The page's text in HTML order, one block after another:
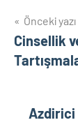
Yazı
Önceki yazı
Cinsellik
Azdirici